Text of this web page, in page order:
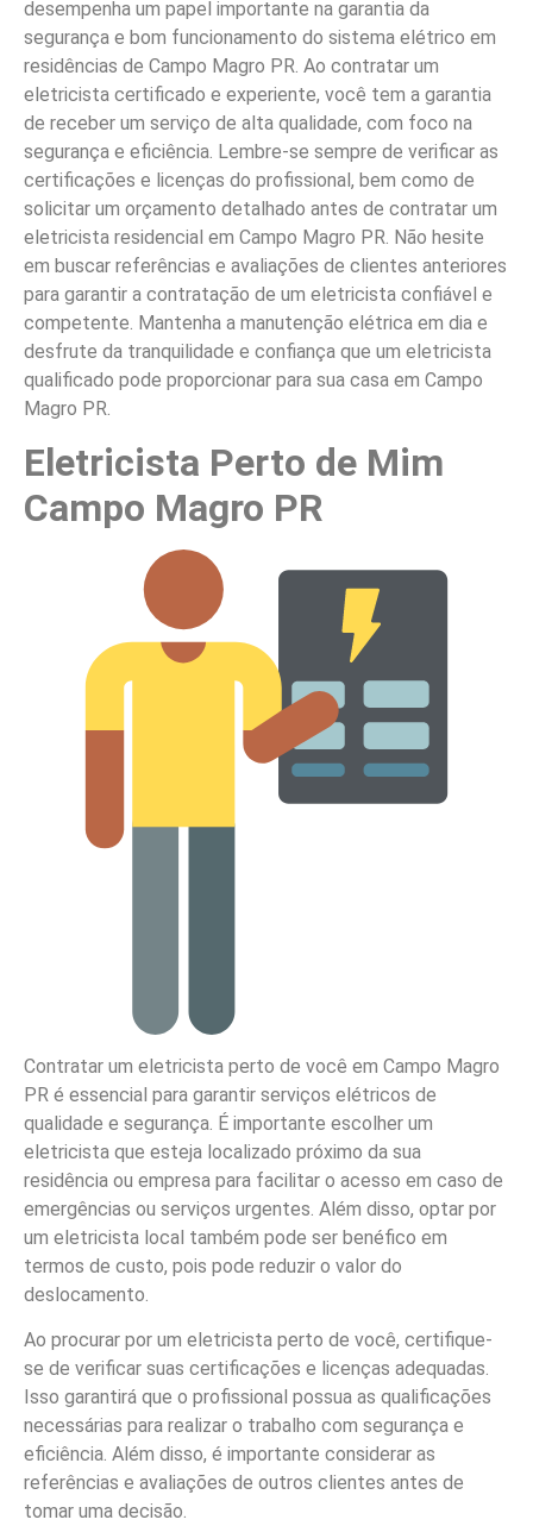
desempenha um papel importante na garantia da
segurança e bom funcionamento do sistema elétrico em
residências de Campo Magro PR. Ao contratar um
eletricista certificado e experiente, você tem a garantia
de receber um serviço de alta qualidade, com foco na
segurança e eficiência. Lembre-se sempre de verificar as
certificações e licenças do profissional, bem como de
solicitar um orçamento detalhado antes de contratar um
eletricista residencial em Campo Magro PR. Não hesite
em buscar referências e avaliações de clientes anteriores
para garantir a contratação de um eletricista confiável e
competente. Mantenha a manutenção elétrica em dia e
desfrute da tranquilidade e confiança que um eletricista
qualificado pode proporcionar para sua casa em Campo
Magro PR.
Eletricista Perto de Mim
Campo Magro PR
Contratar um eletricista perto de você em Campo Magro
PR é essencial para garantir serviços elétricos de
qualidade e segurança. É importante escolher um
eletricista que esteja localizado próximo da sua
residência ou empresa para facilitar o acesso em caso de
emergências ou serviços urgentes. Além disso, optar por
um eletricista local também pode ser benéfico em
termos de custo, pois pode reduzir o valor do
deslocamento.
Ao procurar por um eletricista perto de você, certifique-
se de verificar suas certificações e licenças adequadas.
Isso garantirá que o profissional possua as qualificações
necessárias para realizar o trabalho com segurança e
eficiência. Além disso, é importante considerar as
referências e avaliações de outros clientes antes de
tomar uma decisão.